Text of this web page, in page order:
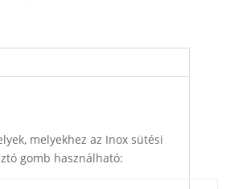
melyekhez az Inox sütési
gomb használható: